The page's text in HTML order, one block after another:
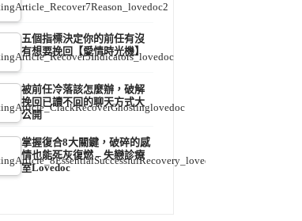
五個指標決定你的前任有沒
有想要挽回【愛情時光機】
被前任冷落該怎麼辦，破解
挽回已讀不回的聊天方式大
公開
掌握復合8大關鍵，破碎的感
情也能死灰復燃 – 失戀診療
室Lovedoc